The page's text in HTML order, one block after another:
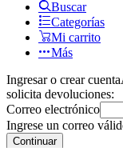
Buscar
Categorías
Mi carrito
Más
Ingresar o crear cuenta
solicita devoluciones:
Correo electrónico
Ingrese un correo
Continuar